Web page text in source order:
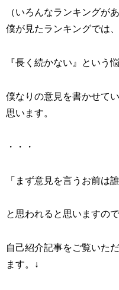
（いろんなランキングが
僕が見たランキングでは、
『長く続かない』という
僕なりの意見を書かせて
思います。
・・・
「まず意見を言うお前は
と思われると思いますので
自己紹介記事をご覧いた
ます。↓